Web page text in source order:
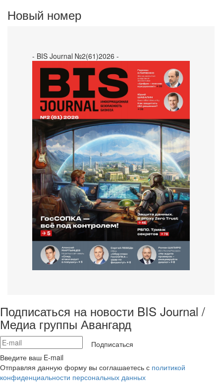
Новый номер
- BIS Journal №2(61)2026 -
Подписаться на новости BIS Journal /
Медиа группы Авангард
Подписаться
Введите ваш E-mail
Отправляя данную форму вы соглашаетесь с политикой
конфиденциальности персональных данных